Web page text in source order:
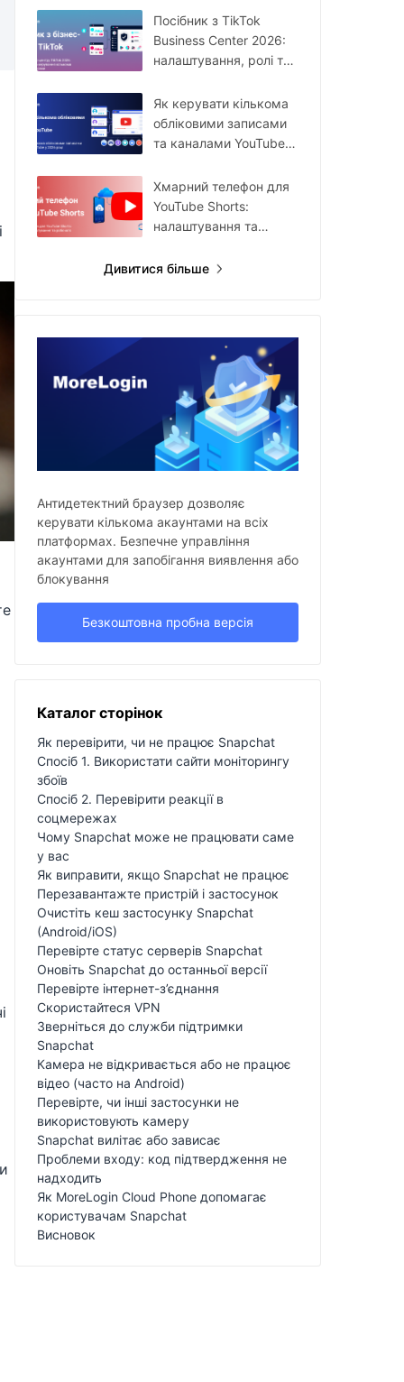
Посібник з TikTok
Business Center 2026:
налаштування, ролі та
акаунтами
Як керувати кількома
обліковими записами
та каналами YouTube у
Хмарний телефон для
YouTube Shorts:
налаштування та
Дивитися більше
Антидетектний браузер дозволяє
керувати кількома акаунтами на всіх
платформах. Безпечне управління
акаунтами для запобігання виявлення або
блокування
Безкоштовна пробна версія
Каталог сторінок
Як перевірити, чи не працює Snapchat
Спосіб 1. Використати сайти моніторингу
збоїв
Спосіб 2. Перевірити реакції в
соцмережах
Чому Snapchat може не працювати саме
у вас
Як виправити, якщо Snapchat не працює
Перезавантажте пристрій і застосунок
Очистіть кеш застосунку Snapchat
(Android/iOS)
Перевірте статус серверів Snapchat
Оновіть Snapchat до останньої версії
Перевірте інтернет-з’єднання
Скористайтеся VPN
Зверніться до служби підтримки
Snapchat
Камера не відкривається або не працює
відео (часто на Android)
Перевірте, чи інші застосунки не
використовують камеру
Snapchat вилітає або зависає
Проблеми входу: код підтвердження не
надходить
Як MoreLogin Cloud Phone допомагає
користувачам Snapchat
Висновок